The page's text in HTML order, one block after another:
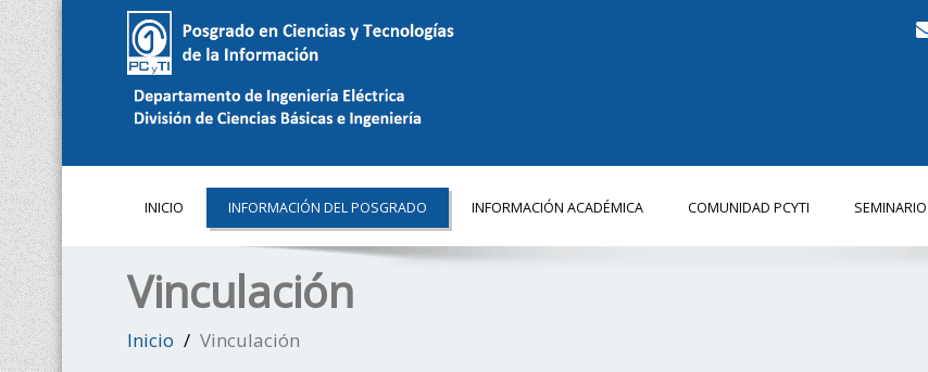
INICIO INFORMACIÓN DEL POSGRADO INFORMACIÓN ACADÉMICA COMUNIDAD PCYTI
Vinculación
Inicio Vinculación